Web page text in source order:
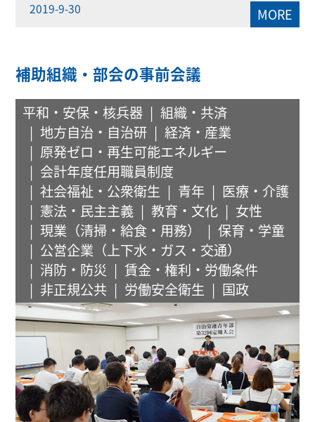
2019-9-30 MORE
補助組織・部会の事前会議
平和・安保・核兵器
組織・共済
地方自治・自治研
経済・産業
原発ゼロ・再生可能エネルギー
会計年度任用職員制度
社会福祉・公衆衛生
青年
医療・介護
憲法・民主主義
教育・文化
女性
現業（清掃・給食・用務）
保育・学童
公営企業（上下水・ガス・交通）
消防・防災
賃金・権利・労働条件
非正規公共
労働安全衛生 国政